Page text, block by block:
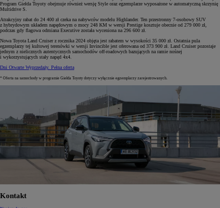
Program Giełda Toyoty obejmuje również wersję Style oraz egzemplarze wyposażone w automatyczną skrzynię
Multidrive S.
Atrakcyjny rabat do 24 400 zł czeka na nabywców modelu Highlander. Ten przestronny 7-osobowy SUV
z hybrydowym układem napędowym o mocy 248 KM w wersji Prestige kosztuje obecnie od 279 000 zł,
podczas gdy flagowa odmiana Executive została wyceniona na 296 600 zł.
Nowa Toyota Land Cruiser z rocznika 2024 objęta jest rabatem w wysokości 35 000 zł. Ostatnia pula
egzemplarzy tej kultowej terenówki w wersji Invincible jest oferowana od 373 900 zł. Land Cruiser pozostaje
jednym z nielicznych autentycznych samochodów off-roadowych bazujących na ramie nośnej
i wykorzystujących stały napęd 4x4.
Dni Otwarte Wyprzedaży. Pełna oferta
* Oferta na samochody w programie Giełda Toyoty dotyczy wyłącznie egzemplarzy zarejestrowanych.
Kontakt